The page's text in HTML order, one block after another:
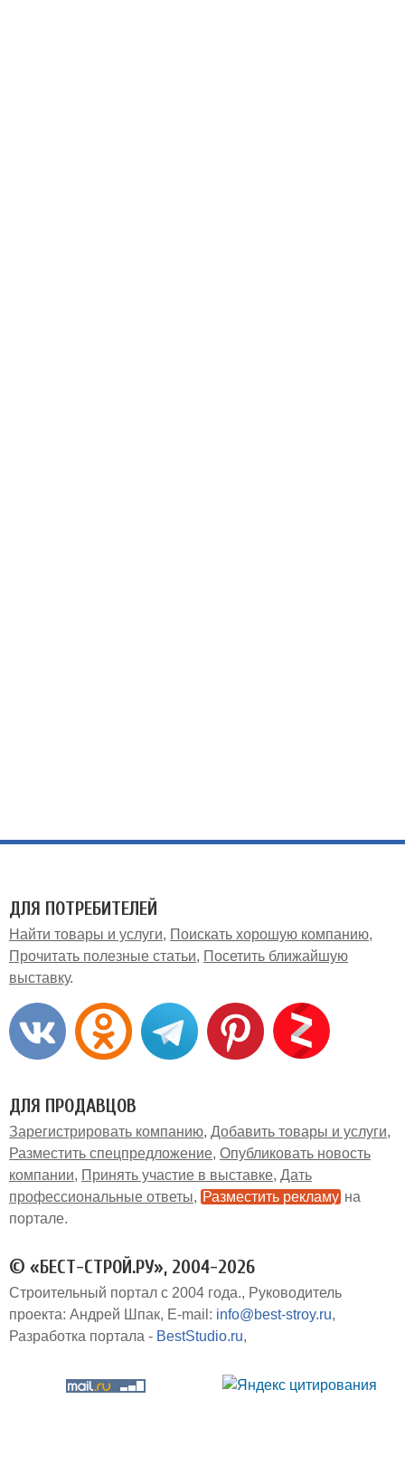
ДЛЯ ПОТРЕБИТЕЛЕЙ
Найти товары и услуги
Поискать хорошую компанию
Прочитать полезные статьи
Посетить ближайшую
выставку
ДЛЯ ПРОДАВЦОВ
Зарегистрировать компанию Добавить товары и услуги
Разместить спецпредложение Опубликовать новость
компании
Принять участие в выставке Дать
профессиональные ответы
Разместить рекламу на
портале
© «БЕСТ-СТРОЙ.РУ», 2004-2026
Строительный портал с 2004 года.
Руководитель
проекта: Андрей Шпак E-mail: info@best-stroy.ru
Разработка портала - BestStudio.ru